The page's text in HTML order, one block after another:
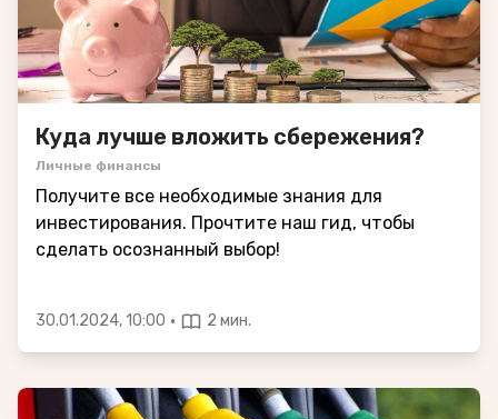
Куда лучше вложить сбережения?
Личные финансы
Получите все необходимые знания для
инвестирования. Прочтите наш гид, чтобы
сделать осознанный выбор!
30.01.2024, 10:00 · 2 мин.